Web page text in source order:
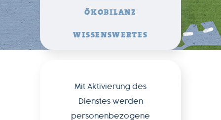
NEWSLETTER
ÖKOBILANZ
WISSENSWERTES
Mit Aktivierung des
Dienstes werden
personenbezogene